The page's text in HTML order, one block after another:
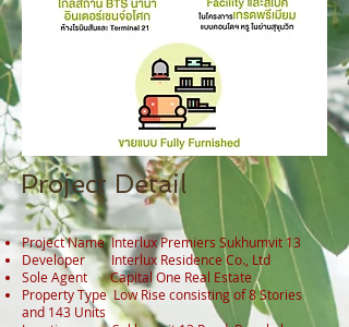
Project Detail
Project Name Interlux Premiers Sukhumvit 13
Developer Interlux Residence Co., Ltd
Sole Agent Capital One Real Estate
Property Type Low Rise consisting of 8 Stories
and 143 Units